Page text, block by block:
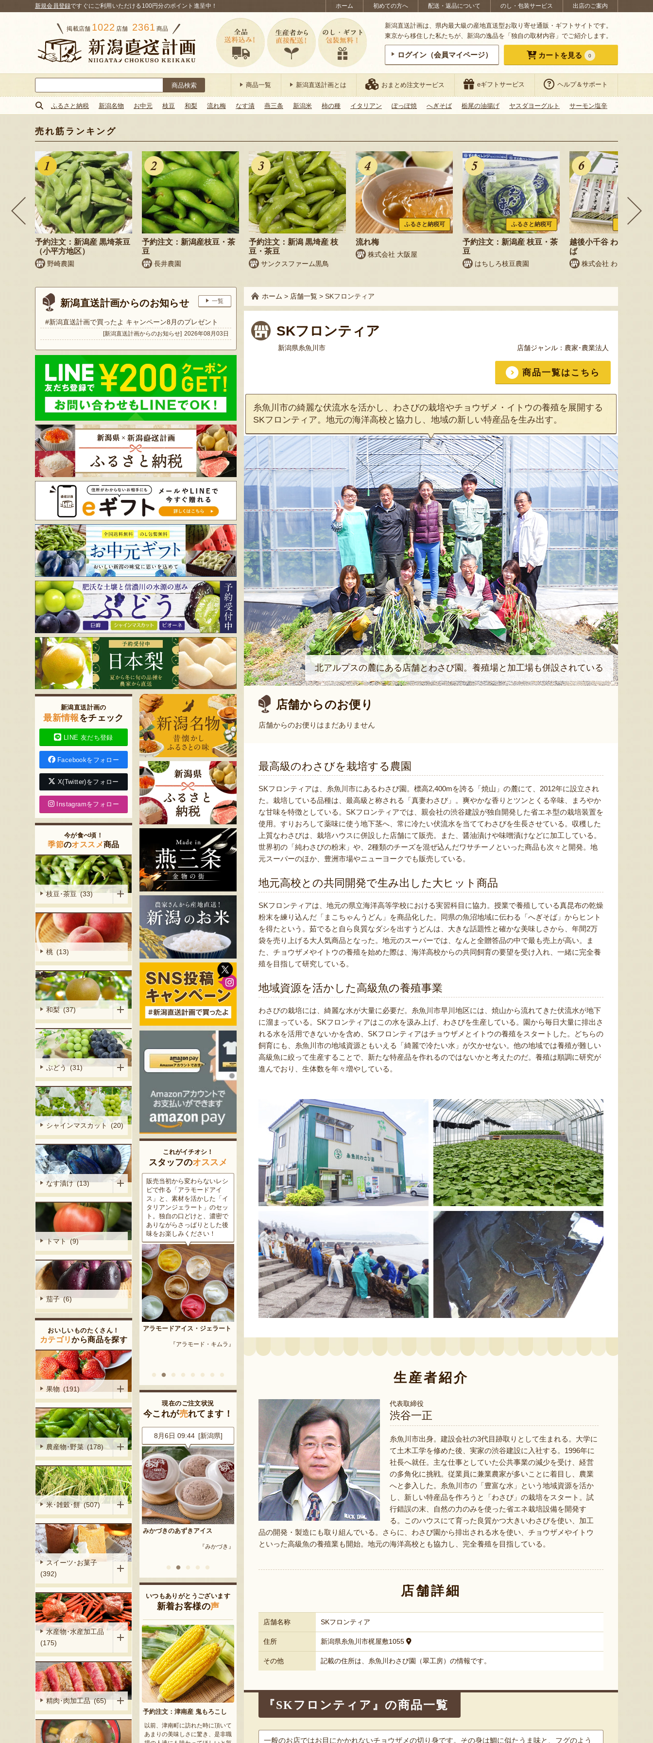
ホーム 初めての方へ 配送・返品について のし・包装サービス 出店のご案内
新規会員登録ですぐにご利用いただける100円分のポイント進呈中！
掲載店舗 1022 店舗 2361 商品
新潟直送計画は、県内最大級の産地直送型お取り寄せ通販・ギフトサイトです。
東京から移住した私たちが、新潟の逸品を「独自の取材内容」でご紹介します。
ログイン（会員マイページ） カートを見る 0
索:
商品一覧 新潟直送計画とは おまとめ注文サービス eギフトサービス ヘルプ＆サポート
ふるさと納税 新潟名物 お中元 枝豆 和梨 流れ梅 なす漬 燕三条 新潟米 柿の種 イタリアン ぽっぽ焼 へぎそば 栃尾の油揚げ ヤスダヨーグルト サーモン塩辛
売れ筋ランキング
予約注文：新潟産 黒埼茶豆
（小平方地区）
野崎農園
予約注文：新潟産枝豆・茶
豆
長井農園
予約注文：新潟 黒埼産 枝
豆・茶豆
サンクスファーム黒鳥
ふるさと納税可
流れ梅
株式会社 大阪屋
ふるさと納税可
予約注文：新潟産 枝豆・茶
豆
はちしろ枝豆農園
ふるさと納
越後小千谷 わたやのへ
ば
株式会社 わたや
新潟直送計画からのお知らせ 一覧
#新潟直送計画で買ったよ キャンペーン8月のプレゼント
[新潟直送計画からのお知らせ] 2026年08月03日
ホーム > 店舗一覧 > SKフロンティア
SKフロンティア
新潟県糸魚川市 店舗ジャンル： 農家･農業法人
商品一覧はこちら
糸魚川市の綺麗な伏流水を活かし、わさびの栽培やチョウザメ・イトウの養殖を展開する
SKフロンティア。地元の海洋高校と協力し、地域の新しい特産品を生み出す。
北アルプスの麓にある店舗とわさび園。養殖場と加工場も併設されている
店舗からのお便り
店舗からのお便りはまだありません
最高級のわさびを栽培する農園
SKフロンティアは、糸魚川市にあるわさび園。標高2,400mを誇る「焼山」の麓にて、2012年に設立され
た。栽培している品種は、最高級と称される「真妻わさび」。爽やかな香りとツンとくる辛味、まろやか
な甘味を特徴としている。SKフロンティアでは、親会社の渋谷建設が独自開発した省エネ型の栽培装置を
使用。すりおろして薬味に使う地下茎へ、常に冷たい伏流水を当ててわさびを生長させている。収穫した
上質なわさびは、栽培ハウスに併設した店舗にて販売。また、醤油漬けや味噌漬けなどに加工している。
世界初の「純わさびの粉末」や、2種類のチーズを混ぜ込んだワサチーノといった商品も次々と開発。地
元スーパーのほか、豊洲市場やニューヨークでも販売している。
地元高校との共同開発で生み出した大ヒット商品
SKフロンティアは、地元の県立海洋高等学校における実習科目に協力。授業で養殖している真昆布の乾燥
粉末を練り込んだ「まこちゃんうどん」を商品化した。同県の魚沼地域に伝わる「へぎそば」からヒント
を得たという。茹でると自ら良質なダシを出すうどんは、大きな話題性と確かな美味しさから、年間2万
袋を売り上げる大人気商品となった。地元のスーパーでは、なんと全贈答品の中で最も売上が高い。ま
た、チョウザメやイトウの養殖を始めた際は、海洋高校からの共同飼育の要望を受け入れ、一緒に完全養
殖を目指して研究している。
地域資源を活かした高級魚の養殖事業
わさびの栽培には、綺麗な水が大量に必要だ。糸魚川市早川地区には、焼山から流れてきた伏流水が地下
に溜まっている。SKフロンティアはこの水を汲み上げ、わさびを生産している。園から毎日大量に排出さ
れる水を活用できないかを含め、SKフロンティアはチョウザメとイトウの養殖をスタートした。どちらの
飼育にも、糸魚川市の地域資源ともいえる「綺麗で冷たい水」が欠かせない。他の地域では養殖が難しい
高級魚に絞って生産することで、新たな特産品を作れるのではないかと考えたのだ。養殖は順調に研究が
進んでおり、生体数を年々増やしている。
生産者紹介
代表取締役
渋谷一正
糸魚川市出身。建設会社の3代目跡取りとして生まれる。大学に
て土木工学を修めた後、実家の渋谷建設に入社する。1996年に
社長へ就任。主な仕事としていた公共事業の減少を受け、経営
の多角化に挑戦。従業員に兼業農家が多いことに着目し、農業
へと参入した。糸魚川市の「豊富な水」という地域資源を活か
し、新しい特産品を作ろうと「わさび」の栽培をスタート。試
行錯誤の末、自然の力のみを使った省エネ栽培設備を開発す
る。このハウスにて育った良質かつ大きいわさびを使い、加工
品の開発・製造にも取り組んでいる。さらに、わさび園から排出される水を使い、チョウザメやイトウ
といった高級魚の養殖業も開始。地元の海洋高校とも協力し、完全養殖を目指している。
店舗詳細
店舗名称 SKフロンティア
住所 新潟県糸魚川市梶屋敷1055
その他 記載の住所は、糸魚川わさび園（翠工房）の情報です。
『SKフロンティア』の商品一覧
一般のお店ではお目にかかれないチョウザメの切り身です。その身は鯛に似たうま味と、フグのよう
新潟直送計画の
最新情報をチェック
LINE 友だち登録
Facebookをフォロー
X(Twitter)をフォロー
Instagramをフォロー
今が食べ頃！
季節のオススメ商品
枝豆･茶豆 (33)
桃 (13)
和梨 (37)
ぶどう (31)
シャインマスカット (20)
なす漬け (13)
トマト (9)
茄子 (6)
おいしいものたくさん！
カテゴリから商品を探す
果物 (191)
農産物･野菜 (178)
米･雑穀･餅 (507)
スイーツ･お菓子
(392)
水産物･水産加工品
(175)
精肉･肉加工品 (65)
これがイチオシ！
スタッフのオススメ
販売当初から変わらないレシ
ピで作る「アラモードアイ
ス」と、素材を活かした「イ
タリアンジェラート」のセッ
ト。独自の口どけと、濃密で
ありながらさっぱりとした後
味をお楽しみください！
アラモードアイス・ジェラート
『アラモード・キムラ』
この道50年の大ベテラン農家
が育てた美味しい新潟枝豆・
茶豆！手塩にかけて育てた枝
豆の甘味と深い香り、コクの
ある旨味を是非一度お試し下
さい。お中元にもオススメ！
予約注文：新潟産 枝豆・茶豆
新潟の夏と言えば大阪屋の流
れ梅！国産の梅果汁とくずき
り風のゼリーの相性が抜群。
爽やかな甘みとツルッとした
るはず！お中元にも喜ばれる
こと間違い無し！
魚沼市だけで作られている
「深雪なす」を使ったなす漬
け。しっかりとした塩味が好
評で、地元の直売所で大人気
品。新米との相性も抜群で
す！
予約注文：魚沼の定番 まるつた
太田農園が手塩にかけて育て
たアールスメロン！イギリス
生まれの原種メロンの血をひ
く、「メロンの王様」とも呼
ばれる高級メロンを農園より
直送！お盆などの贈答用にも
おすすめです。
ン（盆メロン）
『情熱野菜の太田農園』
新潟市江南区で育てられた和
梨。有機質肥料と、すべての
実に袋をかける丁寧な手仕事
によって、濃厚な甘みと美し
い姿を持つ梨が生み出されま
す。「愛甘水」や「王秋」な
ど、旬の品種をお届けしま
す。
予約注文：新潟県産 梨
『くまの森ファーム』
現在のご注文状況
今これが売れてます！
麺株式会社』
8月6日 09:44 [新潟県]
みかづきのあずきアイス
『みかづき』
8月6日 09:44 [新潟県]
窯焼きピザ
『ピッツァタルト』
8月6日 09:35 [新潟県]
越後姫のジェラート・シャーベ
8月6日 08:48 [埼玉県]
サーバーロック「ウェーブタン
ブラー イリス」
8月6日 09:45 [新潟県]
佐渡のご当地麺セット
『入澤製麺株式会社』
8月6日 09:44 [新潟県]
みかづきのあずきアイス
いつもありがとうございます
新着お客様の声
予約注文：津南産 鬼もろこし
以前、津南町に訪れた時に頂いて
あまりの美味しさに驚き、是非職